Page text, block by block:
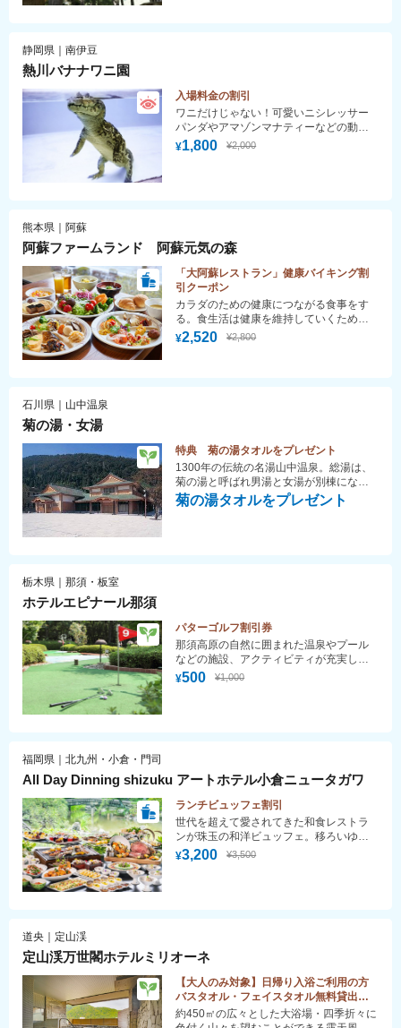
静岡県｜南伊豆
熱川バナナワニ園
入場料金の割引
¥1,800 ¥2,000
ワニだけじゃない！可愛いニシレッサー
パンダやアマゾンマナティーなどの動物
たちと熱帯植物が楽しめる動植物園。
熊本県｜阿蘇
阿蘇ファームランド 阿蘇元気の森
「大阿蘇レストラン」健康バイキング割
引クーポン
¥2,520 ¥2,800
カラダのための健康につながる食事をす
る。食生活は健康を維持していくために
とても大切なことです。 管理栄養士が徹
底監修をした食事など、栄養をバランス
石川県｜山中温泉
菊の湯・女湯
特典 菊の湯タオルをプレゼント
菊の湯タオルをプレゼント
1300年の伝統の名湯山中温泉。総湯は、
菊の湯と呼ばれ男湯と女湯が別棟になっ
ており、向かい合わせて建っています。
女湯は、毎週土日祝に山中節四季の舞の
栃木県｜那須・板室
ホテルエピナール那須
パターゴルフ割引券
¥500 ¥1,000
那須高原の自然に囲まれた温泉やプール
などの施設、アクティビティが充実した
高原ゾートホテル
福岡県｜北九州・小倉・門司
All Day Dinning shizuku アートホテル小倉ニュータガワ
ランチビュッフェ割引
¥3,200 ¥3,500
世代を超えて愛されてきた和食レストラ
ンが珠玉の和洋ビュッフェ。移ろいゆく
百年庭園の四季と情緒を借景に、ライブ
キッチンでのシェフおすすめメニューは
道央｜定山渓
定山渓万世閣ホテルミリオーネ
【大人のみ対象】日帰り入浴ご利用の方
バスタオル・フェイスタオル無料貸出し
（お一人様1枚ずつ）♪
約450㎡の広々とした大浴場・四季折々に